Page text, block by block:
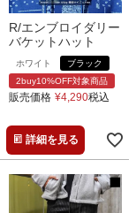
R/エンブロイダリー
バケットハット
ホワイト
ブラック
2buy10%OFF対象商品
販売価格 ¥4,290税込
詳細を見る